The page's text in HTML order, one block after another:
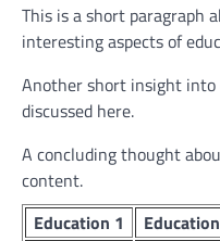
This is a short paragraph
interesting aspects of
Another short insight into
discussed here.
A concluding thought
content.
Education 1